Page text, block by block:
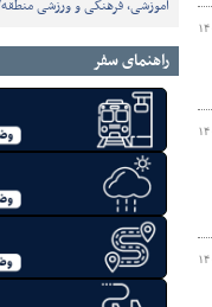
آموزشی، فرهنگی و ورزشی
راهنمای سفر